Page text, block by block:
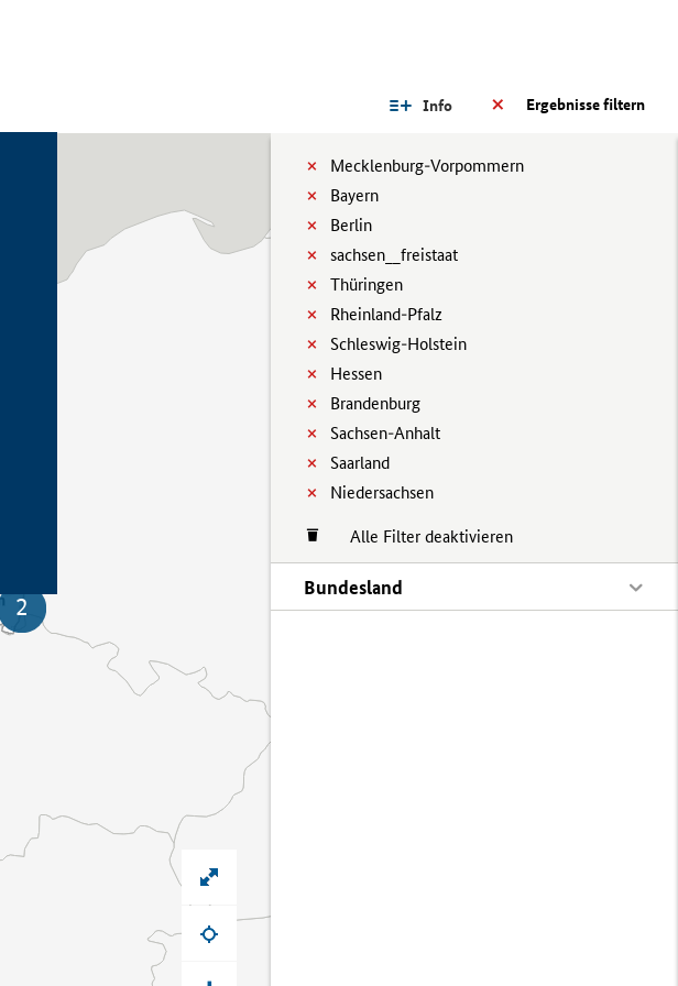
Ergebnisse filtern
Info
Mecklenburg-Vorpommern
Bayern
Berlin
sachsen__freistaat
Thüringen
Rheinland-Pfalz
Schleswig-Holstein
Hessen
Brandenburg
Sachsen-Anhalt
Saarland
Niedersachsen
Alle Filter deaktivieren
Bundesland